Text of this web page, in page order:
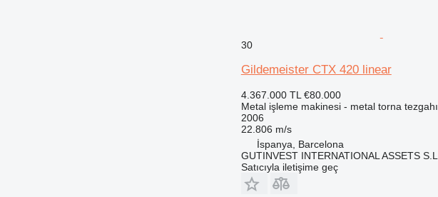
30
Gildemeister CTX 420 linear
4.367.000 TL €80.000
Metal işleme makinesi - metal torna tezgahı
2006
22.806 m/s
İspanya, Barcelona
GUTINVEST INTERNATIONAL ASSETS S.L,
Satıcıyla iletişime geç